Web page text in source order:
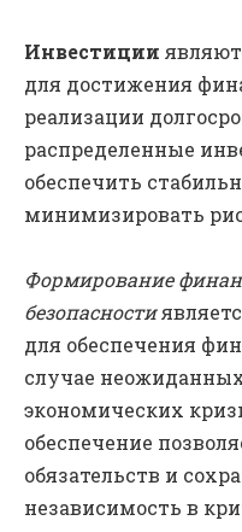
Инвестиции
для достижения
реализации
распределенные
обеспечить
минимизировать
Формирование
безопасности
для обеспечения
случае
экономических
обеспечение
обязательств и
независимость в